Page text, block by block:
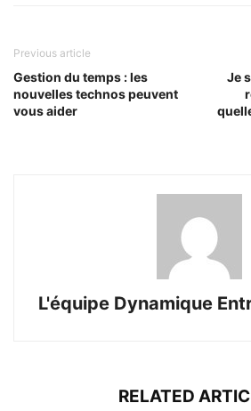
Previous article
Gestion du temps : les
nouvelles technos peuvent
vous aider
Je
L'équipe Dynamique
RELATED